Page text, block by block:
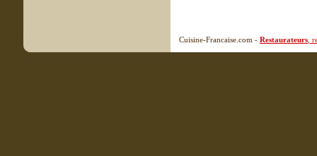
Cuisine-Francaise.com - Restaurateurs ,